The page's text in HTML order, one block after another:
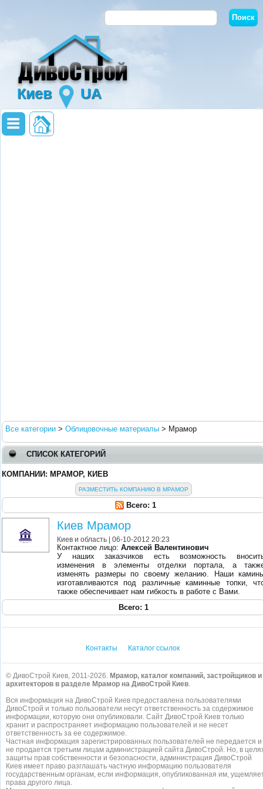
Киев UA
Все категории > Облицовочные материалы > Мрамор
СПИСОК КАТЕГОРИЙ
КОМПАНИИ: МРАМОР, КИЕВ
РАЗМЕСТИТЬ КОМПАНИЮ В МРАМОР
Всего: 1
Киев Мрамор
Киев и область | 06-10-2012 20:23
Контактное лицо:Алексей Валентинович
У наших заказчиков есть возможность
изменения в элементы отделки портала, а
изменять размеры по своему желанию. Наши
изготавливаются под различные каминные топки,
также обеспечивает нам гибкость в работе с Вами.
Всего: 1
Контакты Каталог ссылок
© ДивоСтрой Киев, 2011-2026. Мрамор, каталог компаний, застройщиков и
архитекторов в разделе Мрамор на ДивоСтрой Киев.
Вся информация на ДивоСтрой Киев предоставлена пользователями
ДивоСтрой и только пользователи несут ответственность за содержимое
информации, которую они опубликовали. Сайт ДивоСтрой Киев только
хранит и распространяет информацию пользователей и не несет
ответственность за ее содержимое.
Частная информация зарегистрированных пользователей не передается и
не продается третьим лицам администрацией сайта ДивоСтрой. Но, в
защиты прав собственности и безопасности, администрация ДивоСтрой
Киев имеет право разглашать частную информацию пользователя
государственным органам, если информация, опубликованная им,
права другого лица.